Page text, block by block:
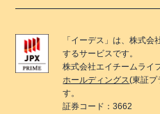
「 イーデス 」は、株式会
するサービスです。
株式会社エイチームライ
ホールディングス(東証プ
す。
証券コード：3662